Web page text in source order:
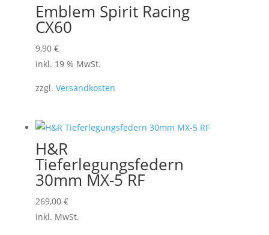
Emblem Spirit Racing
CX60
9,90 €
inkl. 19 % MwSt.
zzgl. Versandkosten
H&R
Tieferlegungsfedern
30mm MX-5 RF
269,00 €
inkl. MwSt.